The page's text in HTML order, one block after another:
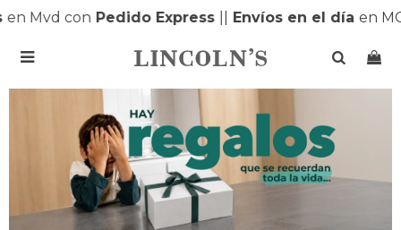
en Mvd conPedido Express| Envíos en el díaen
